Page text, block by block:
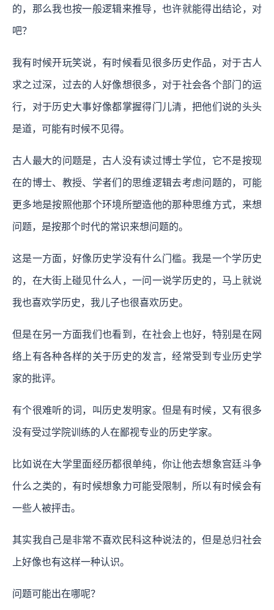
的，那么我也按一般逻辑来推导，也许就能得出结论，对
吧？
我有时候开玩笑说，有时候看见很多历史作品，对于古人
求之过深，过去的人好像想很多，对于社会各个部门的运
行，对于历史大事好像都掌握得门儿清，把他们说的头头
是道，可能有时候不见得。
古人最大的问题是，古人没有读过博士学位，它不是按现
在的博士、教授、学者们的思维逻辑去考虑问题的，可能
更多地是按照他那个环境所塑造他的那种思维方式，来想
问题，是按那个时代的常识来想问题的。
这是一方面，好像历史学没有什么门槛。我是一个学历史
的，在大街上碰见什么人，一问一说学历史的，马上就说
我也喜欢学历史，我儿子也很喜欢历史。
但是在另一方面我们也看到，在社会上也好，特别是在网
络上有各种各样的关于历史的发言，经常受到专业历史学
家的批评。
有个很难听的词，叫历史发明家。但是有时候，又有很多
没有受过学院训练的人在鄙视专业的历史学家。
比如说在大学里面经历都很单纯，你让他去想象宫廷斗争
什么之类的，有时候想象力可能受限制，所以有时候会有
一些人被抨击。
其实我自己是非常不喜欢民科这种说法的，但是总归社会
上好像也有这样一种认识。
问题可能出在哪呢？